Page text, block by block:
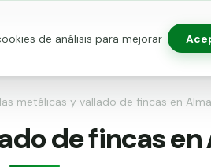
de análisis para mejorar
metálicas y vallado de fincas en
de fincas